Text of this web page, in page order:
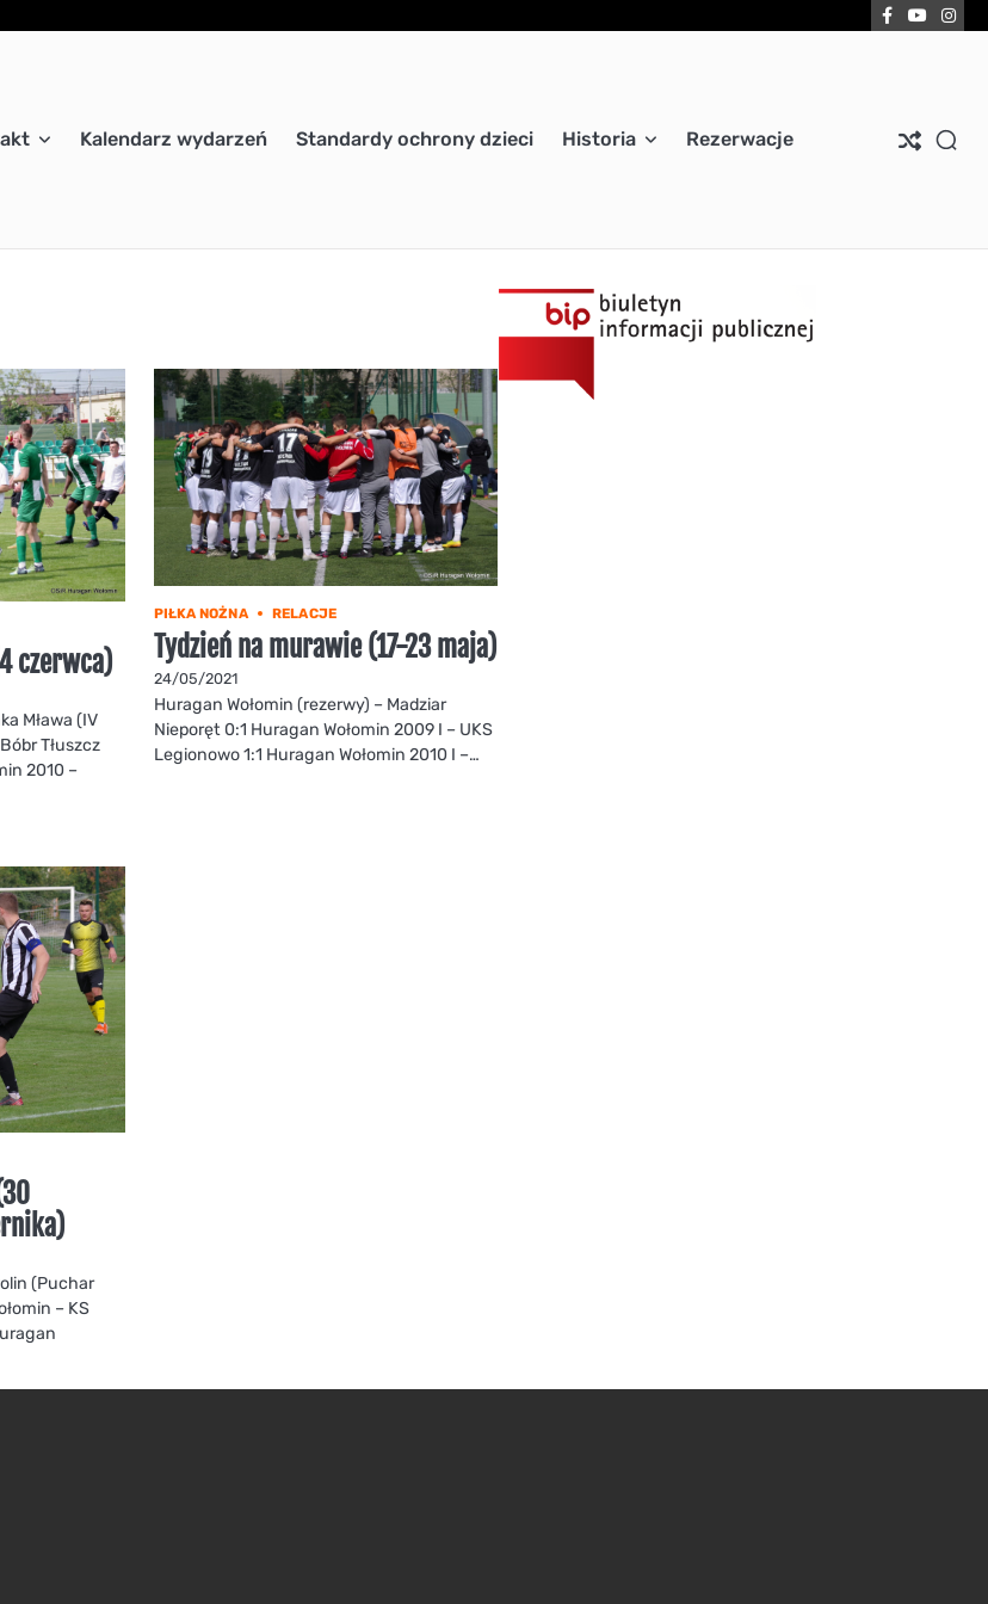
Facebook
Kalendarz wydarzeń Standardy ochrony dzieci Historia Rezerwacje
czerwca)
Mława (IV
Tłuszcz
2010 –
PIŁKA NOŻNA RELACJE
Tydzień na murawie (17-23 maja)
24/05/2021
Huragan Wołomin (rezerwy) – Madziar
Nieporęt 0:1 Huragan Wołomin 2009 I – UKS
Legionowo 1:1 Huragan Wołomin 2010 I –…
(Puchar
– KS